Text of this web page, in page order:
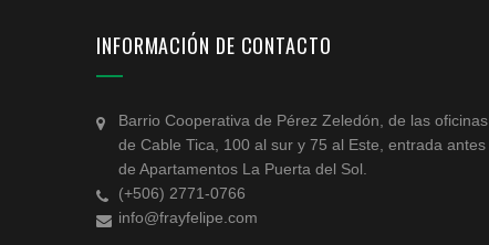
INFORMACIÓN DE CONTACTO
Barrio Cooperativa de Pérez Zeledón, de las oficinas
de Cable Tica, 100 al sur y 75 al Este, entrada antes
de Apartamentos La Puerta del Sol.
(+506) 2771-0766
info@frayfelipe.com